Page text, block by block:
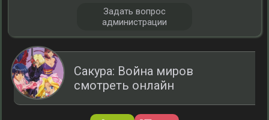
Сакура: Война миров
смотреть онлайн
Задать вопрос
администрации